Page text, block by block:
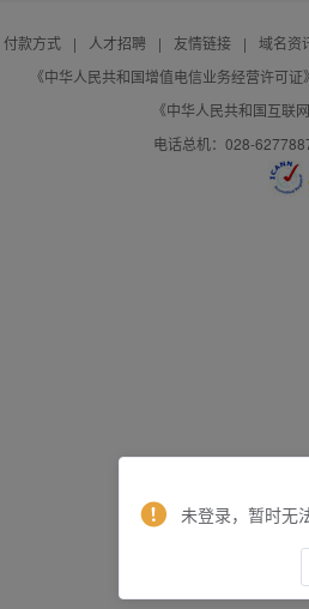
付款方式 | 人才招聘 | 友情链接 |
域名资
《中华人民共和国增值电信业务经营许可
《中华人民共和国互联
电话总机：028-
未登录，暂时无